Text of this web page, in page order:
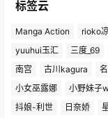
标签云
Manga Action rioko
yuuhui玉汇
三度_69
南宫
古川kagura
小女巫露娜
小野妹子
抖娘-利世
日奈娇